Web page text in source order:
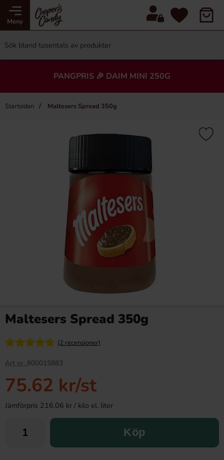
Meny
PANGPRIS 🎉 DAIM MINI 250G
Startsidan Maltesers Spread 350g
Maltesers Spread 350g
(2 recensioner)
Art nr: 800015883
75.62 kr/st
Jämförpris 216.06 kr / kilo el. liter
Köp